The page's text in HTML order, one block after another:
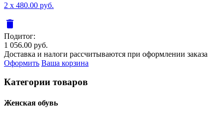
2 x 480.00 руб.
delete
Подитог:
1 056.00 руб.
Доставка и налоги рассчитываются при оформлении заказа
Оформить Ваша корзина
Категории товаров
Женcкая обувь